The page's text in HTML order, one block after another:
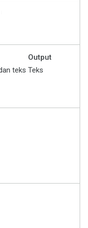
teks
Output
Teks